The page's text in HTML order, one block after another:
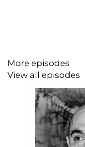
اطلاعات گفتگوهای
IتوییترI
کست باکسI
More episodes
View all episodes